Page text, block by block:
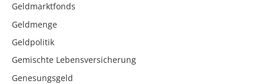
Geldmarktfonds
Geldmenge
Geldpolitik
Gemischte Lebensversicherung
Genesungsgeld